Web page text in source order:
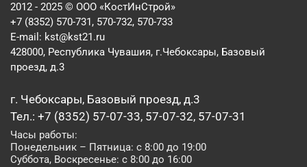
2012 - 2025 © ООО «КостИнСтрой»
+7 (8352) 570-731, 570-732, 570-733
E-mail: kst@kst21.ru
428000, Республика Чувашия, г.Чебоксары, Базовый
проезд, д.3
г. Чебоксары, Базовый проезд, д.3
Тел.: +7 (8352) 57-07-33, 57-07-32, 57-07-31
Часы работы:
Понедельник – Пятница: с 8:00 до 19:00
Суббота, Воскресенье: с 8:00 до 16:00